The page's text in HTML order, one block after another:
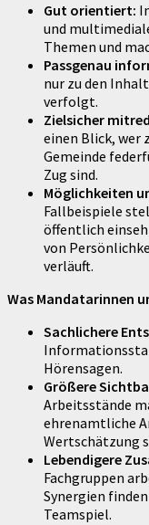
Gut orientiert:
und
Themen und
Passgenau
nur zu den
verfolgt.
Zielsicher
einen Blick, wer
Gemeinde
Zug sind.
Möglichkeiten
Fallbeispiele
öffentlich
von
verläuft.
Was Mandatarinnen
Sachlichere
Hörensagen.
Größere
Arbeitsstände
ehrenamtliche
Wertschätzung
Lebendigere
Fachgruppen
Synergien
Teamspiel.